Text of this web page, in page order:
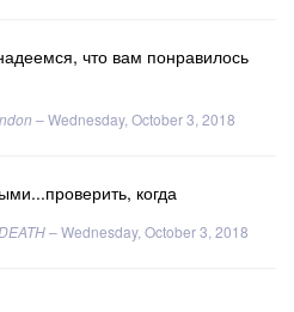
что вам понравилось
–Wednesday, October 3, 2018
когда
–Wednesday, October 3, 2018